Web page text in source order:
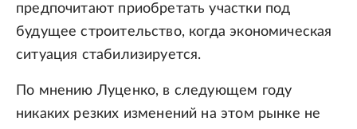
предпочитают приобретать участки под
будущее строительство, когда экономическая
ситуация стабилизируется.
По мнению Луценко, в следующем году
никаких резких изменений на этом рынке не